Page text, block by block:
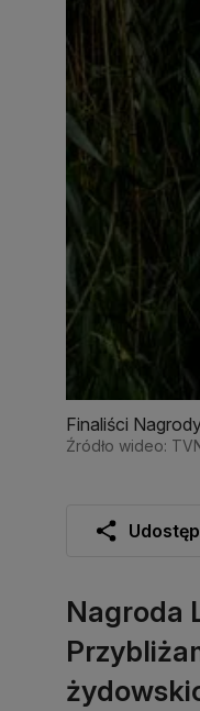
Finaliści
Źródło wideo:
Nagroda